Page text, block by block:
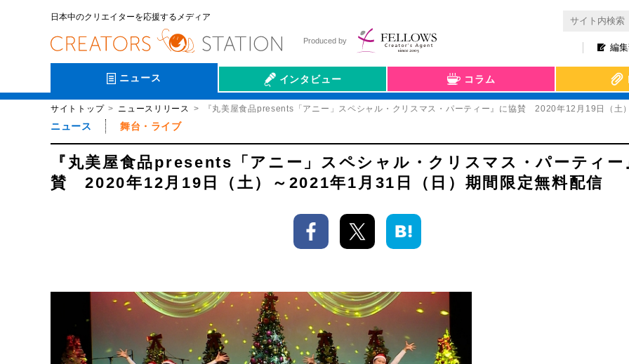
日本中のクリエイターを応援するメディア
編
Produced by
ニュース インタビュー
会社伝
コラム
サイトトップ ニュースリリース 『丸美屋食品presents「アニー」スペシャル・クリスマス・パーティー』に協賛 2020年12月19日（土
ニュース 舞台・ライブ
『丸美屋食品presents「アニー」スペシャル・クリスマス・パーティー
賛 2020年12月19日（土）～2021年1月31日（日）期間限定無料配信